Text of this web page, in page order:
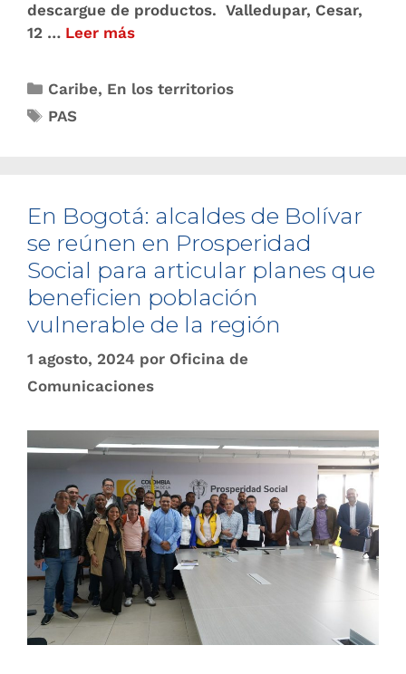
descargue de productos. Valledupar, Cesar,
12 … Leer más
Caribe, En los territorios
PAS
En Bogotá: alcaldes de Bolívar
se reúnen en Prosperidad
Social para articular planes que
beneficien población
vulnerable de la región
1 agosto, 2024 por Oficina de
Comunicaciones